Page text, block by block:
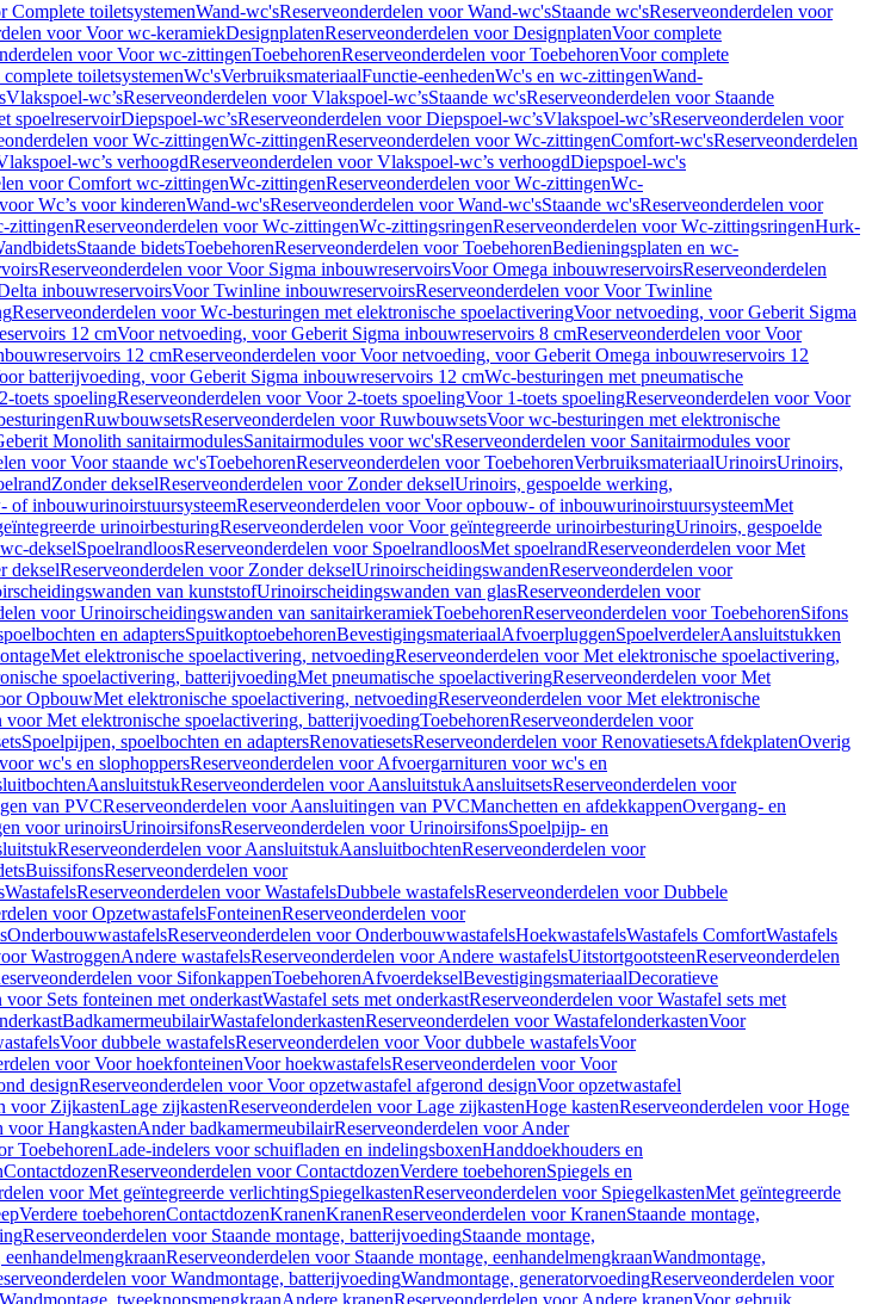
Complete toiletsystemenWand-wc'sReserveonderdelen voor Wand-wc'sStaande wc'sReserveonderdelen voor
voor Voor wc-keramiekDesignplatenReserveonderdelen voor DesignplatenVoor complete
voor Voor wc-zittingenToebehorenReserveonderdelen voor ToebehorenVoor complete
toiletsystemenWc'sVerbruiksmateriaalFunctie-eenhedenWc's en wc-zittingenWand-
Vlakspoel-wc’sReserveonderdelen voor Vlakspoel-wc’sStaande wc'sReserveonderdelen voor Staande
spoelreservoirDiepspoel-wc’sReserveonderdelen voor Diepspoel-wc’sVlakspoel-wc’sReserveonderdelen voor
voor Wc-zittingenWc-zittingenReserveonderdelen voor Wc-zittingenComfort-wc'sReserveonderdelen
wc’s verhoogdReserveonderdelen voor Vlakspoel-wc’s verhoogdDiepspoel-wc's
voor Comfort wc-zittingenWc-zittingenReserveonderdelen voor Wc-zittingenWc-
Wc’s voor kinderenWand-wc'sReserveonderdelen voor Wand-wc'sStaande wc'sReserveonderdelen voor
zittingenReserveonderdelen voor Wc-zittingenWc-zittingsringenReserveonderdelen voor Wc-zittingsringenHurk-
Staande bidetsToebehorenReserveonderdelen voor ToebehorenBedieningsplaten en wc-
Reserveonderdelen voor Voor Sigma inbouwreservoirsVoor Omega inbouwreservoirsReserveonderdelen
inbouwreservoirsVoor Twinline inbouwreservoirsReserveonderdelen voor Voor Twinline
Reserveonderdelen voor Wc-besturingen met elektronische spoelactiveringVoor netvoeding, voor Geberit Sigma
12 cmVoor netvoeding, voor Geberit Sigma inbouwreservoirs 8 cmReserveonderdelen voor Voor
12 cmReserveonderdelen voor Voor netvoeding, voor Geberit Omega inbouwreservoirs 12
batterijvoeding, voor Geberit Sigma inbouwreservoirs 12 cmWc-besturingen met pneumatische
toets spoelingReserveonderdelen voor Voor 2-toets spoelingVoor 1-toets spoelingReserveonderdelen voor Voor
RuwbouwsetsReserveonderdelen voor RuwbouwsetsVoor wc-besturingen met elektronische
Monolith sanitairmodulesSanitairmodules voor wc'sReserveonderdelen voor Sanitairmodules voor
voor Voor staande wc'sToebehorenReserveonderdelen voor ToebehorenVerbruiksmateriaalUrinoirsUrinoirs,
Zonder dekselReserveonderdelen voor Zonder dekselUrinoirs, gespoelde werking,
of inbouwurinoirstuursysteemReserveonderdelen voor Voor opbouw- of inbouwurinoirstuursysteemMet
urinoirbesturingReserveonderdelen voor Voor geïntegreerde urinoirbesturingUrinoirs, gespoelde
dekselSpoelrandloosReserveonderdelen voor SpoelrandloosMet spoelrandReserveonderdelen voor Met
dekselReserveonderdelen voor Zonder dekselUrinoirscheidingswandenReserveonderdelen voor
van kunststofUrinoirscheidingswanden van glasReserveonderdelen voor
voor Urinoirscheidingswanden van sanitairkeramiekToebehorenReserveonderdelen voor ToebehorenSifons
en adaptersSpuitkoptoebehorenBevestigingsmateriaalAfvoerpluggenSpoelverdelerAansluitstukken
Met elektronische spoelactivering, netvoedingReserveonderdelen voor Met elektronische spoelactivering,
spoelactivering, batterijvoedingMet pneumatische spoelactiveringReserveonderdelen voor Met
OpbouwMet elektronische spoelactivering, netvoedingReserveonderdelen voor Met elektronische
voor Met elektronische spoelactivering, batterijvoedingToebehorenReserveonderdelen voor
Spoelpijpen, spoelbochten en adaptersRenovatiesetsReserveonderdelen voor RenovatiesetsAfdekplatenOverig
wc's en slophoppersReserveonderdelen voor Afvoergarnituren voor wc's en
AansluitstukReserveonderdelen voor AansluitstukAansluitsetsReserveonderdelen voor
van PVCReserveonderdelen voor Aansluitingen van PVCManchetten en afdekkappenOvergang- en
voor urinoirsUrinoirsifonsReserveonderdelen voor UrinoirsifonsSpoelpijp- en
Reserveonderdelen voor AansluitstukAansluitbochtenReserveonderdelen voor
BuissifonsReserveonderdelen voor
WastafelsReserveonderdelen voor WastafelsDubbele wastafelsReserveonderdelen voor Dubbele
voor OpzetwastafelsFonteinenReserveonderdelen voor
OnderbouwwastafelsReserveonderdelen voor OnderbouwwastafelsHoekwastafelsWastafels ComfortWastafels
WastroggenAndere wastafelsReserveonderdelen voor Andere wastafelsUitstortgootsteenReserveonderdelen
voor SifonkappenToebehorenAfvoerdekselBevestigingsmateriaalDecoratieve
voor Sets fonteinen met onderkastWastafel sets met onderkastReserveonderdelen voor Wastafel sets met
BadkamermeubilairWastafelonderkastenReserveonderdelen voor WastafelonderkastenVoor
Voor dubbele wastafelsReserveonderdelen voor Voor dubbele wastafelsVoor
voor Voor hoekfonteinenVoor hoekwastafelsReserveonderdelen voor Voor
designReserveonderdelen voor Voor opzetwastafel afgerond designVoor opzetwastafel
voor ZijkastenLage zijkastenReserveonderdelen voor Lage zijkastenHoge kastenReserveonderdelen voor Hoge
voor HangkastenAnder badkamermeubilairReserveonderdelen voor Ander
ToebehorenLade-indelers voor schuifladen en indelingsboxenHanddoekhouders en
ContactdozenReserveonderdelen voor ContactdozenVerdere toebehorenSpiegels en
voor Met geïntegreerde verlichtingSpiegelkastenReserveonderdelen voor SpiegelkastenMet geïntegreerde
Verdere toebehorenContactdozenKranenKranenReserveonderdelen voor KranenStaande montage,
Reserveonderdelen voor Staande montage, batterijvoedingStaande montage,
eenhandelmengkraanReserveonderdelen voor Staande montage, eenhandelmengkraanWandmontage,
voor Wandmontage, batterijvoedingWandmontage, generatorvoedingReserveonderdelen voor
tweeknopsmengkraanAndere kranenReserveonderdelen voor Andere kranenVoor gebruik